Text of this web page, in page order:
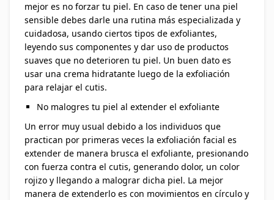
mejor es no forzar tu piel. En caso de tener una piel
sensible debes darle una rutina más especializada y
cuidadosa, usando ciertos tipos de exfoliantes,
leyendo sus componentes y dar uso de productos
suaves que no deterioren tu piel. Un buen dato es
usar una crema hidratante luego de la exfoliación
para relajar el cutis.
No malogres tu piel al extender el exfoliante
Un error muy usual debido a los individuos que
practican por primeras veces la exfoliación facial es
extender de manera brusca el exfoliante, presionando
con fuerza contra el cutis, generando dolor, un color
rojizo y llegando a malograr dicha piel. La mejor
manera de extenderlo es con movimientos en círculo y